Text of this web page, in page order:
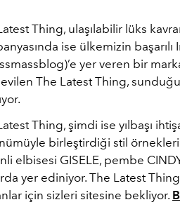
Thing, ulaşılabilir lüks
ise ülkemizin
yer veren bir
The Latest Thing,
Thing, şimdi ise yılbaşı
birleştirdiği stil
elbisesi GISELE, pembe
yer ediniyor. The Latest
için sizleri sitesine bekliyor.